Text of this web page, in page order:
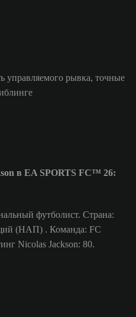
управляемого рывка, точные
в EA SPORTS FC™ 26:
футболист. Страна:
(НАП) . Команда: FC
Nicolas Jackson: 80.